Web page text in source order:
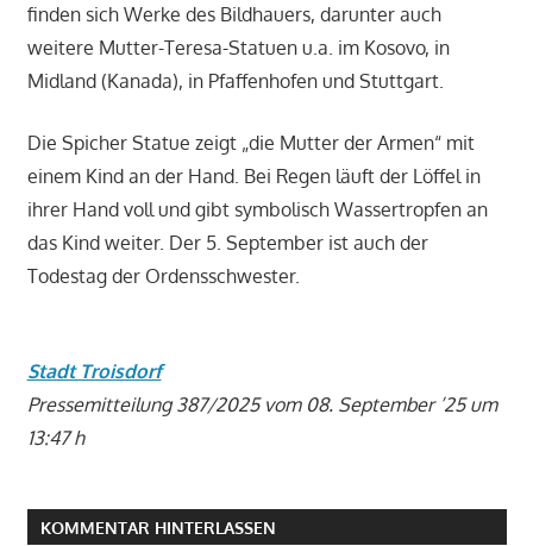
finden sich Werke des Bildhauers, darunter auch
weitere Mutter-Teresa-Statuen u.a. im Kosovo, in
Midland (Kanada), in Pfaffenhofen und Stuttgart.
Die Spicher Statue zeigt „die Mutter der Armen“ mit
einem Kind an der Hand. Bei Regen läuft der Löffel in
ihrer Hand voll und gibt symbolisch Wassertropfen an
das Kind weiter. Der 5. September ist auch der
Todestag der Ordensschwester.
Stadt Troisdorf
Pressemitteilung 387/2025 vom 08. September ’25 um
13:47 h
KOMMENTAR HINTERLASSEN